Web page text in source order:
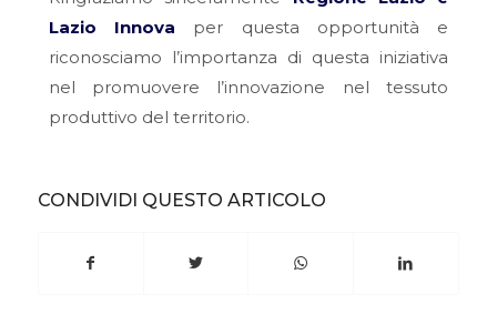
Lazio Innova per questa opportunità e
riconosciamo l’importanza di questa iniziativa
nel promuovere l’innovazione nel tessuto
produttivo del territorio.
CONDIVIDI QUESTO ARTICOLO